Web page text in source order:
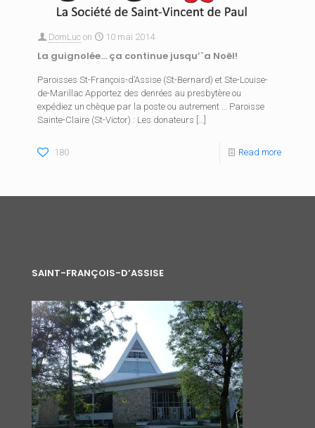
DomLuc on 10 mai 2014
La guignolée… ça continue jusqu’`a Noël!
Paroisses St-François-d’Assise (St-Bernard) et Ste-Louise-
de-Marillac Apportez des denrées au presbytère ou
expédiez un chèque par la poste ou autrement … Paroisse
Sainte-Claire (St-Victor) : Les donateurs […]
180 Read more
SAINT-FRANÇOIS-D’ASSISE